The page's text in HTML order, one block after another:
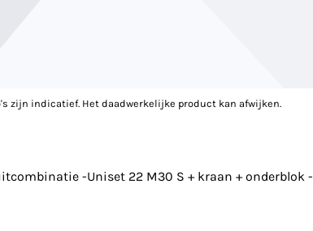
zijn indicatief. Het daadwerkelijke product kan afwijken.
-Uniset 22 M30 S + kraan + onderblok -